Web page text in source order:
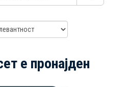
е пронајден